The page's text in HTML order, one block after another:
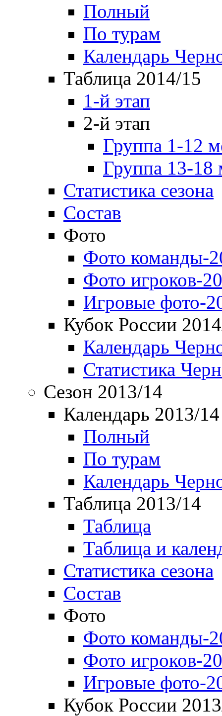
Полный
По турам
Календарь
Таблица 2014/15
1-й этап
2-й этап
Группа 1-12
Группа 13-18
Статистика сезона
Состав
Фото
Фото команды-
Фото игроков-
Игровые фото-
Кубок России
Календарь
Статистика
Сезон 2013/14
Календарь 2013/14
Полный
По турам
Календарь
Таблица 2013/14
Таблица
Таблица и
Статистика сезона
Состав
Фото
Фото команды-
Фото игроков-
Игровые фото-
Кубок России